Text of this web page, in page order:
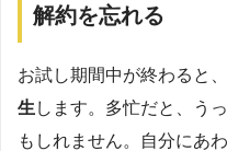
解約を忘れる
お試し期間中が終わると
生 します。多忙だと、う
もしれません。自分にあ